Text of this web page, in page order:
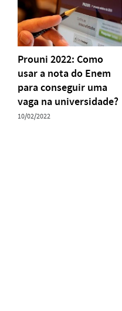
Prouni 2022: Como
usar a nota do Enem
para conseguir uma
vaga na universidade?
10/02/2022